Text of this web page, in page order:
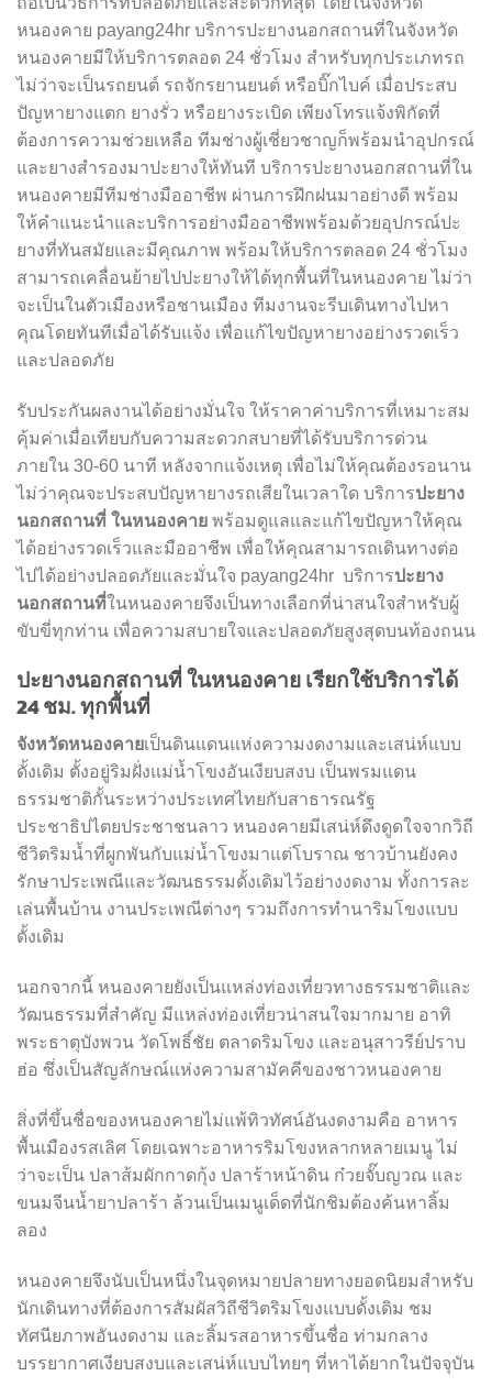
หนองคาย payang24hr บริการปะยางนอกสถานที่ในจังหวัด
หนองคายมีให้บริการตลอด 24 ชั่วโมง สำหรับทุกประเภทรถ
ไม่ว่าจะเป็นรถยนต์ รถจักรยานยนต์ หรือบิ๊กไบค์ เมื่อประสบ
ปัญหายางแตก ยางรั่ว หรือยางระเบิด เพียงโทรแจ้งพิกัดที่
ต้องการความช่วยเหลือ ทีมช่างผู้เชี่ยวชาญก็พร้อมนำอุปกรณ์
และยางสำรองมาปะยางให้ทันที บริการปะยางนอกสถานที่ใน
หนองคายมีทีมช่างมืออาชีพ ผ่านการฝึกฝนมาอย่างดี พร้อม
ให้คำแนะนำและบริการอย่างมืออาชีพพร้อมด้วยอุปกรณ์ปะ
ยางที่ทันสมัยและมีคุณภาพ พร้อมให้บริการตลอด 24 ชั่วโมง
สามารถเคลื่อนย้ายไปปะยางให้ได้ทุกพื้นที่ในหนองคาย ไม่ว่า
จะเป็นในตัวเมืองหรือชานเมือง ทีมงานจะรีบเดินทางไปหา
คุณโดยทันทีเมื่อได้รับแจ้ง เพื่อแก้ไขปัญหายางอย่างรวดเร็ว
และปลอดภัย
รับประกันผลงานได้อย่างมั่นใจ ให้ราคาค่าบริการที่เหมาะสม
คุ้มค่าเมื่อเทียบกับความสะดวกสบายที่ได้รับบริการด่วน
ภายใน 30-60 นาที หลังจากแจ้งเหตุ เพื่อไม่ให้คุณต้องรอนาน
ไม่ว่าคุณจะประสบปัญหายางรถเสียในเวลาใด บริการปะยาง
นอกสถานที่ในหนองคาย พร้อมดูแลและแก้ไขปัญหาให้คุณ
ได้อย่างรวดเร็วและมืออาชีพ เพื่อให้คุณสามารถเดินทางต่อ
ไปได้อย่างปลอดภัยและมั่นใจ payang24hr บริการปะยาง
นอกสถานที่ในหนองคายจึงเป็นทางเลือกที่น่าสนใจสำหรับผู้
ขับขี่ทุกท่าน เพื่อความสบายใจและปลอดภัยสูงสุดบนท้องถนน
ปะยางนอกสถานที่ ในหนองคาย เรียกใช้บริการได้
24 ชม. ทุกพื้นที่
จังหวัดหนองคายเป็นดินแดนแห่งความงดงามและเสน่ห์แบบ
ดั้งเดิม ตั้งอยู่ริมฝั่งแม่น้ำโขงอันเงียบสงบ เป็นพรมแดน
ธรรมชาติกั้นระหว่างประเทศไทยกับสาธารณรัฐ
ประชาธิปไตยประชาชนลาว หนองคายมีเสน่ห์ดึงดูดใจจากวิถี
ชีวิตริมน้ำที่ผูกพันกับแม่น้ำโขงมาแต่โบราณ ชาวบ้านยังคง
รักษาประเพณีและวัฒนธรรมดั้งเดิมไว้อย่างงดงาม ทั้งการละ
เล่นพื้นบ้าน งานประเพณีต่างๆ รวมถึงการทำนาริมโขงแบบ
ดั้งเดิม
นอกจากนี้ หนองคายยังเป็นแหล่งท่องเที่ยวทางธรรมชาติและ
วัฒนธรรมที่สำคัญ มีแหล่งท่องเที่ยวน่าสนใจมากมาย อาทิ
พระธาตุบังพวน วัดโพธิ์ชัย ตลาดริมโขง และอนุสาวรีย์ปราบ
ฮ่อ ซึ่งเป็นสัญลักษณ์แห่งความสามัคคีของชาวหนองคาย
สิ่งที่ขึ้นชื่อของหนองคายไม่แพ้ทิวทัศน์อันงดงามคือ อาหาร
พื้นเมืองรสเลิศ โดยเฉพาะอาหารริมโขงหลากหลายเมนู ไม่
ว่าจะเป็น ปลาส้มผักกาดกุ้ง ปลาร้าหน้าดิน ก๋วยจั๊บญวณ และ
ขนมจีนน้ำยาปลาร้า ล้วนเป็นเมนูเด็ดที่นักชิมต้องค้นหาลิ้ม
ลอง
หนองคายจึงนับเป็นหนึ่งในจุดหมายปลายทางยอดนิยมสำหรับ
นักเดินทางที่ต้องการสัมผัสวิถีชีวิตริมโขงแบบดั้งเดิม ชม
ทัศนียภาพอันงดงาม และลิ้มรสอาหารขึ้นชื่อ ท่ามกลาง
บรรยากาศเงียบสงบและเสน่ห์แบบไทยๆ ที่หาได้ยากในปัจจุบัน